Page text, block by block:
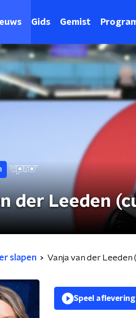
Gids Gemist
der Leeden
slapen Vanja van der Leeden
Speel